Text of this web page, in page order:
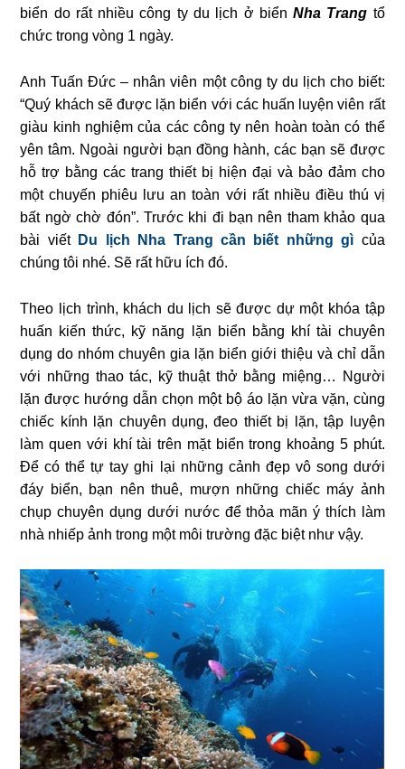
biển do rất nhiều công ty du lịch ở biển Nha Trang tổ
chức trong vòng 1 ngày.
Anh Tuấn Đức – nhân viên một công ty du lịch cho biết:
“Quý khách sẽ được lặn biển với các huấn luyện viên rất
giàu kinh nghiệm của các công ty nên hoàn toàn có thể
yên tâm. Ngoài người bạn đồng hành, các bạn sẽ được
hỗ trợ bằng các trang thiết bị hiện đại và bảo đảm cho
một chuyến phiêu lưu an toàn với rất nhiều điều thú vị
bất ngờ chờ đón”. Trước khi đi bạn nên tham khảo qua
bài viết Du lịch Nha Trang cần biết những gì của
chúng tôi nhé. Sẽ rất hữu ích đó.
Theo lịch trình, khách du lịch sẽ được dự một khóa tập
huấn kiến thức, kỹ năng lặn biển bằng khí tài chuyên
dụng do nhóm chuyên gia lặn biển giới thiệu và chỉ dẫn
với những thao tác, kỹ thuật thở bằng miệng… Người
lặn được hướng dẫn chọn một bộ áo lặn vừa vặn, cùng
chiếc kính lặn chuyên dụng, đeo thiết bị lặn, tập luyện
làm quen với khí tài trên mặt biển trong khoảng 5 phút.
Để có thể tự tay ghi lại những cảnh đẹp vô song dưới
đáy biển, bạn nên thuê, mượn những chiếc máy ảnh
chụp chuyên dụng dưới nước để thỏa mãn ý thích làm
nhà nhiếp ảnh trong một môi trường đặc biệt như vậy.